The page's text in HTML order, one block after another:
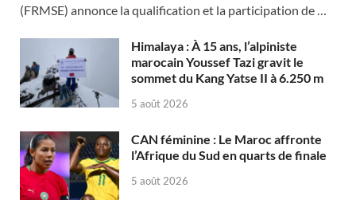
(FRMSE) annonce la qualification et la participation de …
Himalaya : À 15 ans, l’alpiniste
marocain Youssef Tazi gravit le
sommet du Kang Yatse II à 6.250 m
5 août 2026
CAN féminine : Le Maroc affronte
l’Afrique du Sud en quarts de finale
5 août 2026